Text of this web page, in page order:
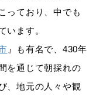
っており、中でも
います。
』も有名で、430年
を通じて朝採れの
、地元の人々や観